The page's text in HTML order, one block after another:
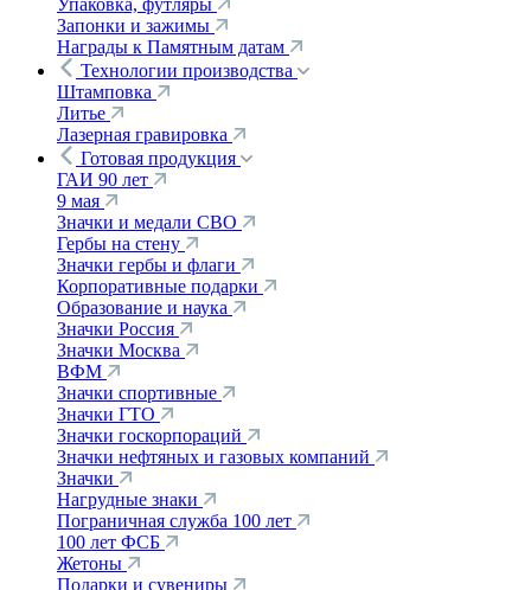
Упаковка, футляры
Запонки и зажимы
Награды к Памятным датам
Технологии производства
Штамповка
Литье
Лазерная гравировка
Готовая продукция
ГАИ 90 лет
9 мая
Значки и медали СВО
Гербы на стену
Значки гербы и флаги
Корпоративные подарки
Образование и наука
Значки Россия
Значки Москва
ВФМ
Значки спортивные
Значки ГТО
Значки госкорпораций
Значки нефтяных и газовых компаний
Значки
Нагрудные знаки
Пограничная служба 100 лет
100 лет ФСБ
Жетоны
Подарки и сувениры